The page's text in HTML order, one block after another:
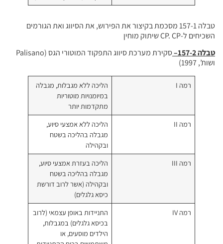
בקיצור את הפירוש, את הסיווג ואת הגורמים
סקירת מערכת סיווג התפקוד המוטורי הגס (Palisano
הליכה ללא מגבלות, מגבלה
הליכה ללא אמצעי סיוע,
הליכה בעזרת אמצעי סיוע,
התניידות באופן עצמאי (לרוב